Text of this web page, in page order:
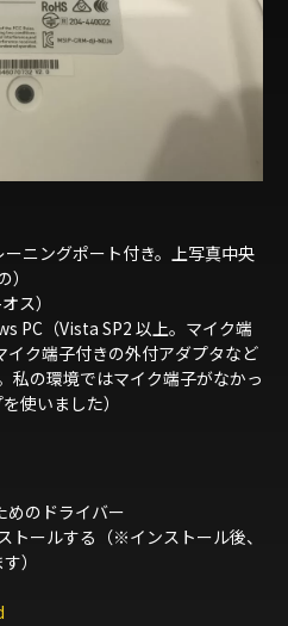
ニングポート付き。上写真中央
ス）
PC（Vista SP2 以上。マイク端
イク端子付きの外付アダプタなど
私の環境ではマイク端子がなかっ
使いました）
めのドライバー
トールする（※インストール後、
）